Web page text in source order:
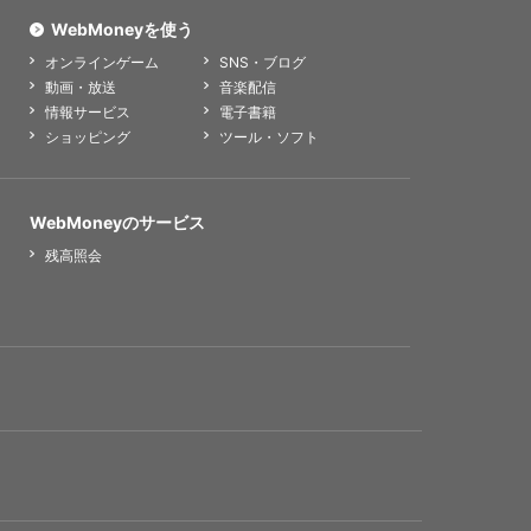
WebMoneyを使う
オンラインゲーム
SNS・ブログ
動画・放送
音楽配信
情報サービス
電子書籍
ショッピング
ツール・ソフト
WebMoneyのサービス
残高照会